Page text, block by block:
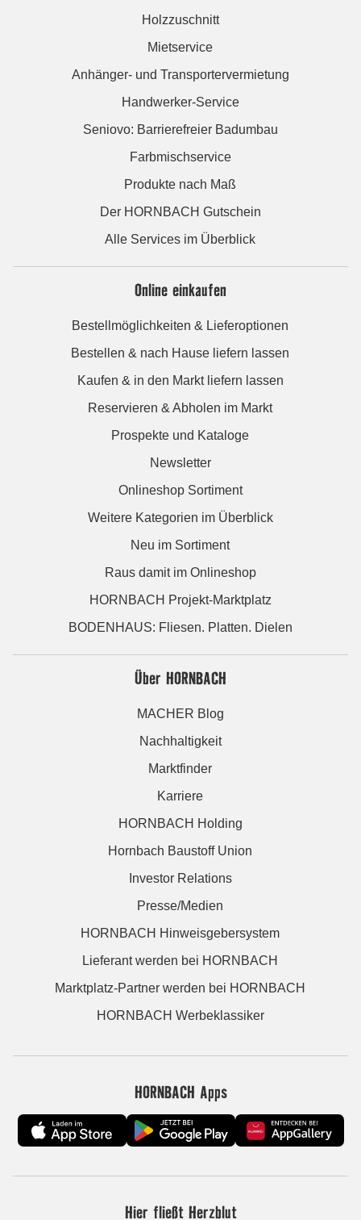
Holzzuschnitt
Mietservice
Anhänger- und Transportervermietung
Handwerker-Service
Seniovo: Barrierefreier Badumbau
Farbmischservice
Produkte nach Maß
Der HORNBACH Gutschein
Alle Services im Überblick
Online einkaufen
Bestellmöglichkeiten & Lieferoptionen
Bestellen & nach Hause liefern lassen
Kaufen & in den Markt liefern lassen
Reservieren & Abholen im Markt
Prospekte und Kataloge
Newsletter
Onlineshop Sortiment
Weitere Kategorien im Überblick
Neu im Sortiment
Raus damit im Onlineshop
HORNBACH Projekt-Marktplatz
BODENHAUS: Fliesen. Platten. Dielen
Über HORNBACH
MACHER Blog
Nachhaltigkeit
Marktfinder
Karriere
HORNBACH Holding
Hornbach Baustoff Union
Investor Relations
Presse/Medien
HORNBACH Hinweisgebersystem
Lieferant werden bei HORNBACH
Marktplatz-Partner werden bei HORNBACH
HORNBACH Werbeklassiker
HORNBACH Apps
Hier fließt Herzblut